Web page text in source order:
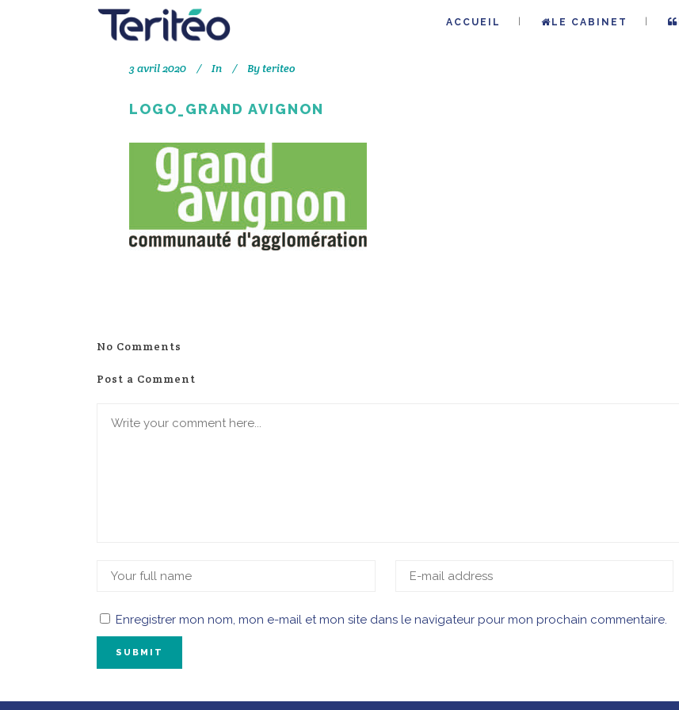
ACCUEIL LE CABINET
3 avril 2020 In Byteriteo
LOGO_GRAND AVIGNON
No Comments
Post a Comment
Enregistrer mon nom, mon e-mail et mon site dans le navigateur pour mon prochain commentaire.